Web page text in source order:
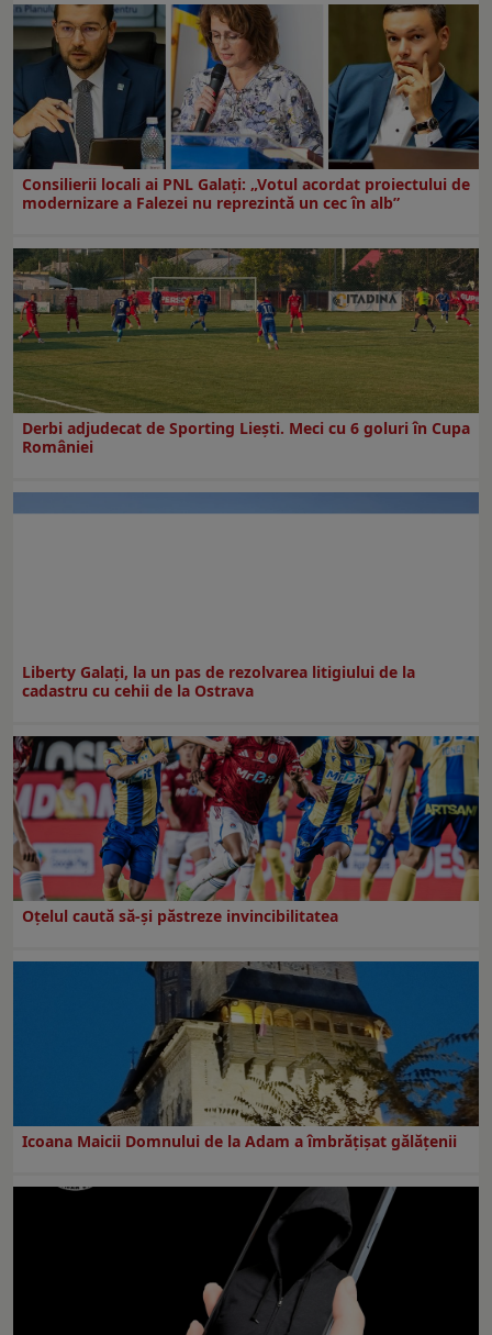
Consilierii locali ai PNL Galaţi: „Votul acordat proiectului de
modernizare a Falezei nu reprezintă un cec în alb”
Derbi adjudecat de Sporting Liești. Meci cu 6 goluri în Cupa
României
Liberty Galați, la un pas de rezolvarea litigiului de la
cadastru cu cehii de la Ostrava
Oțelul caută să-și păstreze invincibilitatea
Icoana Maicii Domnului de la Adam a îmbrățișat gălățenii